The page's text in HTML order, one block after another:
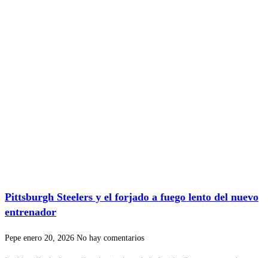
Pittsburgh Steelers y el forjado a fuego lento del nuevo
entrenador
Pepe enero 20, 2026 No hay comentarios